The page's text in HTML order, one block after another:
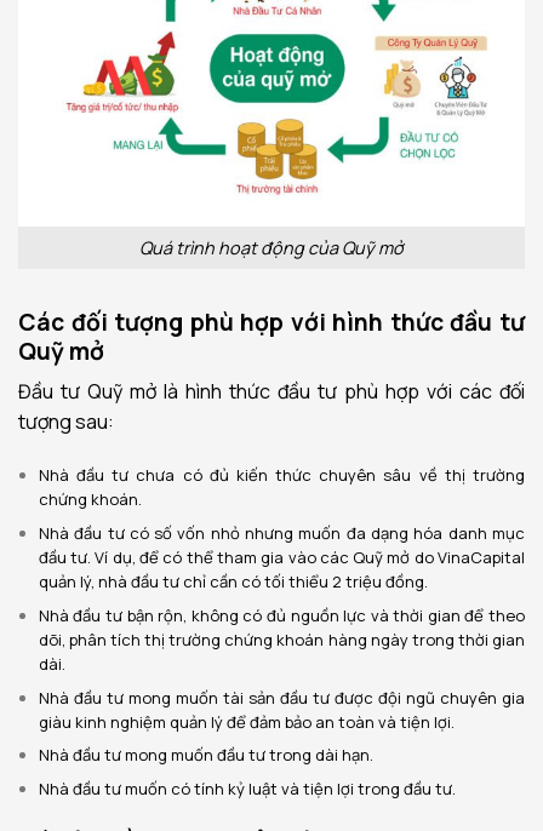
Quá trình hoạt động của Quỹ mở
Các đối tượng phù hợp với hình thức đầu tư
Quỹ mở
Đầu tư Quỹ mở là hình thức đầu tư phù hợp với các đối
tượng sau:
Nhà đầu tư chưa có đủ kiến thức chuyên sâu về thị trường
chứng khoán.
Nhà đầu tư có số vốn nhỏ nhưng muốn đa dạng hóa danh mục
đầu tư. Ví dụ, để có thể tham gia vào các Quỹ mở do VinaCapital
quản lý, nhà đầu tư chỉ cần có tối thiểu 2 triệu đồng.
Nhà đầu tư bận rộn, không có đủ nguồn lực và thời gian để theo
dõi, phân tích thị trường chứng khoán hàng ngày trong thời gian
dài.
Nhà đầu tư mong muốn tài sản đầu tư được đội ngũ chuyên gia
giàu kinh nghiệm quản lý để đảm bảo an toàn và tiện lợi.
Nhà đầu tư mong muốn đầu tư trong dài hạn.
Nhà đầu tư muốn có tính kỷ luật và tiện lợi trong đầu tư.